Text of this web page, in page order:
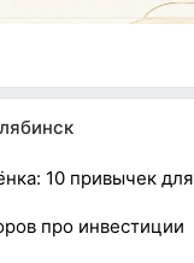
10 привычек для
про инвестиции